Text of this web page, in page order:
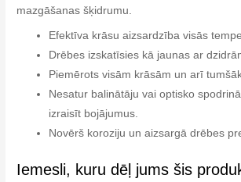
mazgāšanas šķidrumu.
Efektīva krāsu aizsardzība visās
Drēbes izskatīsies kā jaunas ar
Piemērots visām krāsām un arī
Nesatur balinātāju vai optisko
izraisīt bojājumus.
Novērš koroziju un aizsargā drēbes
Iemesli, kuru dēļ jums šis